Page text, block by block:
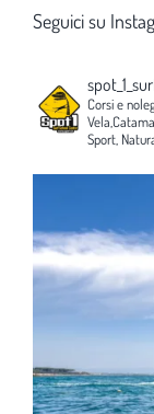
Seguici su
Corsi e
Sport,